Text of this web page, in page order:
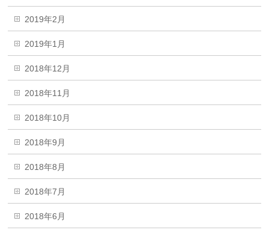
2019年2月
2019年1月
2018年12月
2018年11月
2018年10月
2018年9月
2018年8月
2018年7月
2018年6月